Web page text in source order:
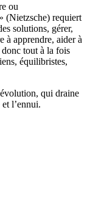
ou
(Nietzsche) requiert
solutions, gérer,
à apprendre, aider à
donc tout à la fois
équilibristes,
qui draine
l’ennui.